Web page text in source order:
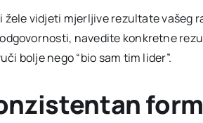
žele vidjeti mjerljive rezultate vašeg
navedite konkretne
bolje nego “bio sam tim lider”.